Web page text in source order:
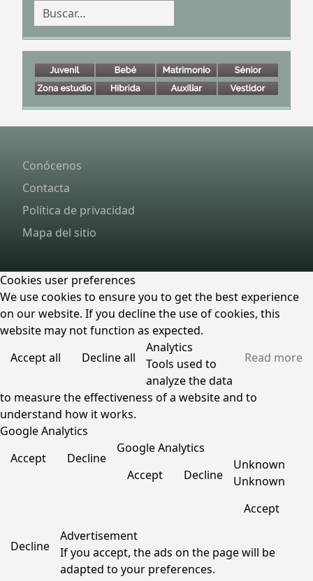
Buscar
Conócenos
Contacta
Política de privacidad
Mapa del sitio
Cookies user preferences
We use cookies to ensure you to get the best experience
on our website. If you decline the use of cookies, this
website may not function as expected.
Accept all
Decline all Read more
Analytics
Tools used to
analyze the data
to measure the effectiveness of a website and to
understand how it works.
Google Analytics
Accept
Decline
Google Analytics
Accept
Decline
Unknown
Unknown
Accept
Decline
Advertisement
If you accept, the ads on the page will be
adapted to your preferences.